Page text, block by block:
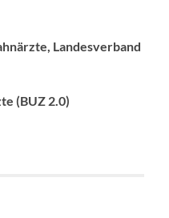
Landesverband
(BUZ 2.0)